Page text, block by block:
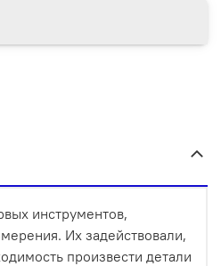
инструментов,
Их задействовали,
произвести детали